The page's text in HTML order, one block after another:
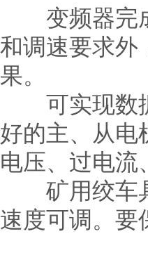
变频器完成
和调速要求外
果。
可实现数据
好的主、从电
电压、过电流
矿用绞车具
速度可调。要